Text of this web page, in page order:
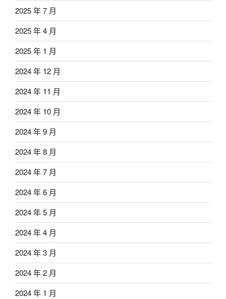
2025 年 7 月
2025 年 4 月
2025 年 1 月
2024 年 12 月
2024 年 11 月
2024 年 10 月
2024 年 9 月
2024 年 8 月
2024 年 7 月
2024 年 6 月
2024 年 5 月
2024 年 4 月
2024 年 3 月
2024 年 2 月
2024 年 1 月